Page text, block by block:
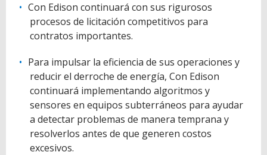
Con Edison continuará con sus rigurosos
procesos de licitación competitivos para
contratos importantes.
Para impulsar la eficiencia de sus operaciones y
reducir el derroche de energía, Con Edison
continuará implementando algoritmos y
sensores en equipos subterráneos para ayudar
a detectar problemas de manera temprana y
resolverlos antes de que generen costos
excesivos.